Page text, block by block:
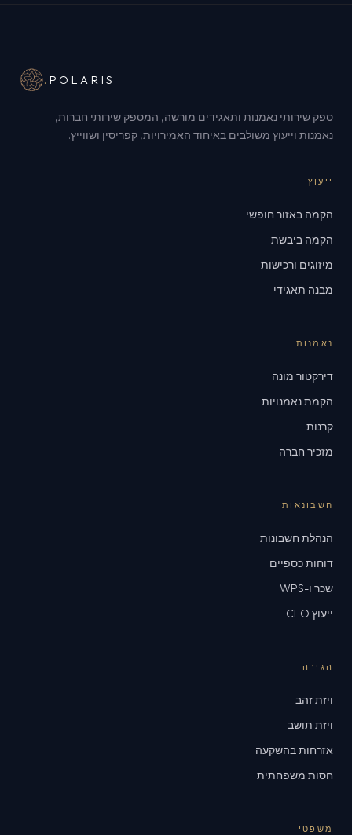
POLARIS
.
ספק שירותי נאמנות ותאגידים מורשה, המספק שירותי חברות,
נאמנות וייעוץ משולבים באיחוד האמירויות, קפריסין ושווייץ.
ייעוץ
הקמה באזור חופשי
הקמה ביבשת
מיזוגים ורכישות
מבנה תאגידי
נאמנות
דירקטור מונה
הקמת נאמנויות
קרנות
מזכיר חברה
חשבונאות
הנהלת חשבונות
דוחות כספיים
שכר ו-WPS
ייעוץ CFO
הגירה
ויזת זהב
ויזת תושב
אזרחות בהשקעה
חסות משפחתית
משפטי